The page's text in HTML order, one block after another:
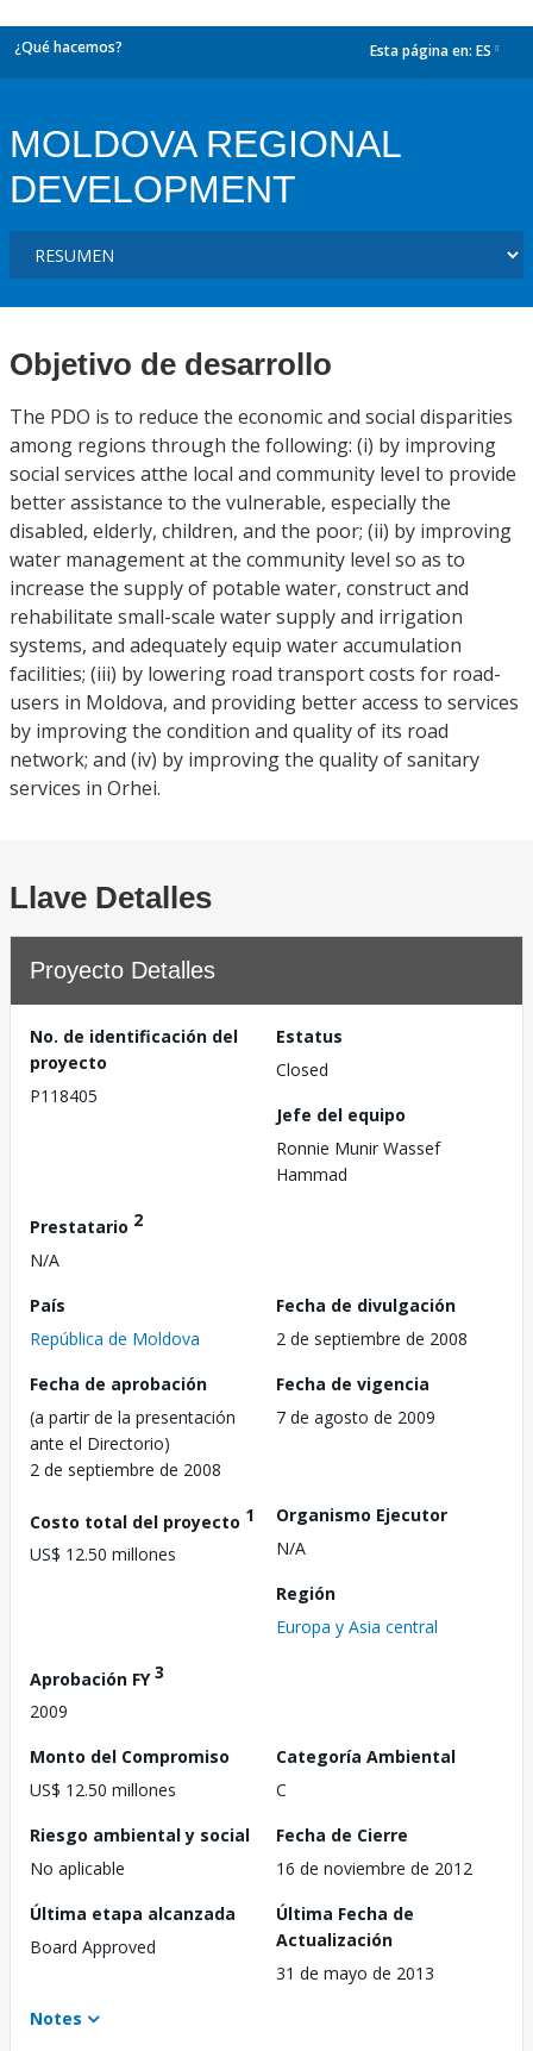
¿Qué hacemos? Esta página en: ES
MOLDOVA REGIONAL
DEVELOPMENT
Objetivo de desarrollo
The PDO is to reduce the economic and social disparities
among regions through the following: (i) by improving
social services atthe local and community level to provide
better assistance to the vulnerable, especially the
disabled, elderly, children, and the poor; (ii) by improving
water management at the community level so as to
increase the supply of potable water, construct and
rehabilitate small-scale water supply and irrigation
systems, and adequately equip water accumulation
facilities; (iii) by lowering road transport costs for road-
users in Moldova, and providing better access to services
by improving the condition and quality of its road
network; and (iv) by improving the quality of sanitary
services in Orhei.
Llave Detalles
Proyecto Detalles
No. de identificación del
proyecto
P118405
Estatus
Closed
Jefe del equipo
Ronnie Munir Wassef
Hammad
Prestatario 2
N/A
País
República de Moldova
Fecha de divulgación
2 de septiembre de 2008
Fecha de aprobación
(a partir de la presentación
ante el Directorio)
2 de septiembre de 2008
Fecha de vigencia
7 de agosto de 2009
Costo total del proyecto 1
US$ 12.50 millones
Organismo Ejecutor
N/A
Región
Europa y Asia central
Aprobación FY3
2009
Monto del Compromiso
US$ 12.50 millones
Categoría Ambiental
C
Riesgo ambiental y social
No aplicable
Fecha de Cierre
16 de noviembre de 2012
Última etapa alcanzada
Board Approved
Última Fecha de
Actualización
31 de mayo de 2013
Notes